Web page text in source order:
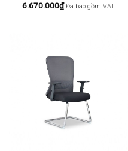
6.670.000₫ Đã bao gồm VAT